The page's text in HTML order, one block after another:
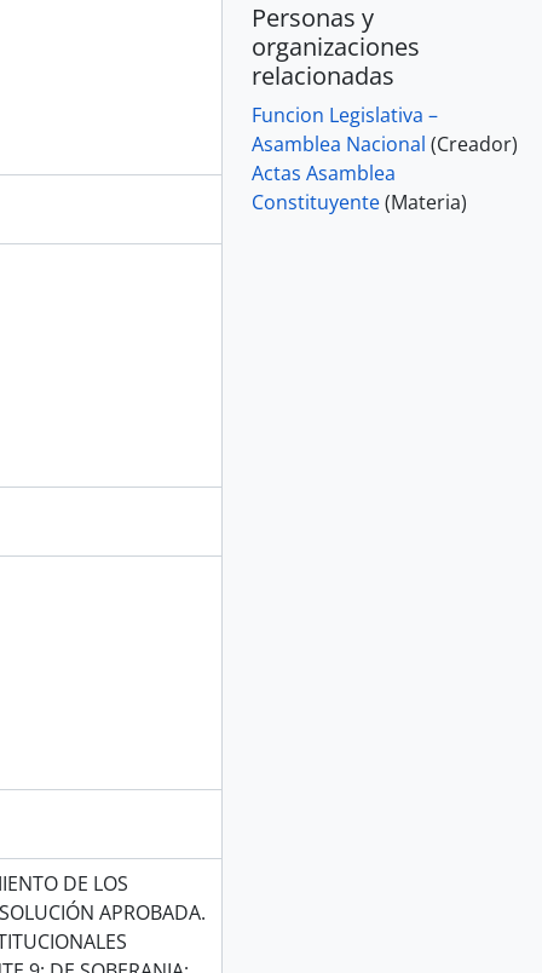
DE LOS
APROBADA.
Personas y
organizaciones
relacionadas
Funcion Legislativa –
Asamblea Nacional (Creador)
Actas Asamblea
Constituyente(Materia)